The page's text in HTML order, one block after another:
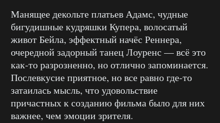
Манящее декольте платьев Адамс, чудные
бигудишные кудряшки Купера, волосатый
живот Бейла, эффектный начёс Реннера,
очередной задорный танец Лоуренс — всё это
как-то разрозненно, но отлично запоминается.
Послевкусие приятное, но все равно где-то
затаилась мысль, что удовольствие
причастных к созданию фильма было для них
важнее, чем эмоции зрителя.